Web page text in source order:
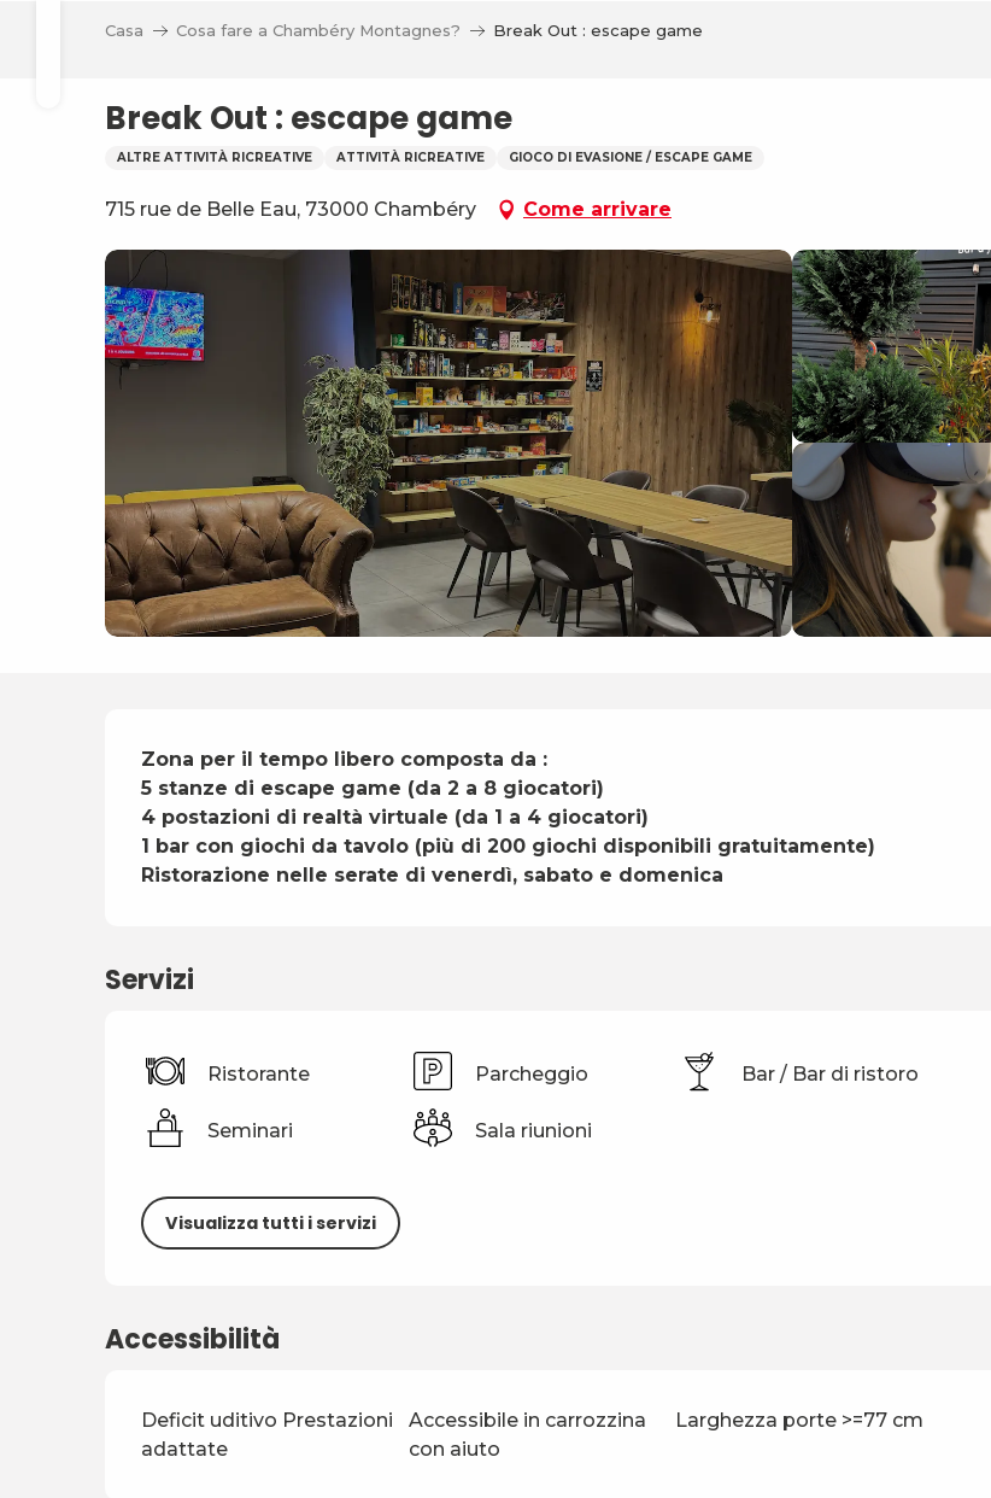
Casa Cosa fare a Chambéry Montagnes? Break Out : escape game
Break Out : escape game
ALTRE ATTIVITÀ RICREATIVE ATTIVITÀ RICREATIVE GIOCO DI EVASIONE / ESCAPE GAME
715 rue de Belle Eau, 73000 Chambéry Come arrivare
Descrizione
Zona per il tempo libero composta da :
5 stanze di escape game (da 2 a 8 giocatori)
4 postazioni di realtà virtuale (da 1 a 4 giocatori)
1 bar con giochi da tavolo (più di 200 giochi disponibili gratuitamente)
Ristorazione nelle serate di venerdì, sabato e domenica
Servizi
Ristorante Parcheggio Bar / Bar di ristoro
Seminari Sala riunioni
Visualizza tutti i servizi
Accessibilità
Deficit uditivo Prestazioni
adattate
Accessibile in carrozzina
con aiuto
Larghezza porte >=77 cm